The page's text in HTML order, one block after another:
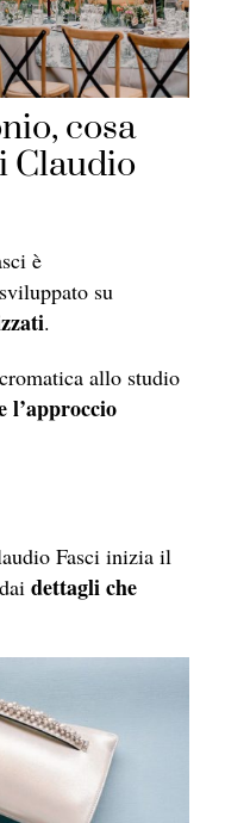
cosa
Claudio
è
su
.
allo studio
l’approccio
Fasci inizia il
dettagli che